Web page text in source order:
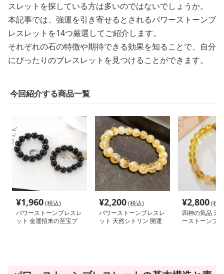
スレットを探している方は多いのではないでしょうか。
本記事では、強運を引き寄せるとされるパワーストーンブ
レスレットを14つ厳選してご紹介します。
それぞれの石の特徴や期待できる効果を知ることで、自分
にぴったりのブレスレットを見つけることができます。
今回紹介する商品一覧
¥1,960(税込)
パワーストーンブレスレ
ット 金運招来の至宝ブ
¥2,200(税込)
パワーストーンブレスレ
ット 天然シトリン 開運
¥2,800(税
四神の気品 天
ーストーンブ